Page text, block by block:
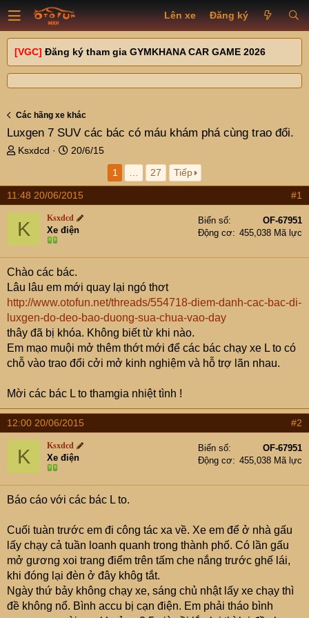
Lên xe Đăng ký
[VGC] Đăng ký tham gia GYMKHANA CAR GAME 2026
Các hãng xe khác
Luxgen 7 SUV các bác có máu khám phá cùng trao đổi.
T
e
a
d
s
r
t
e
r
Ksxdcd
N
y
g
ử
i
20/6/15
1
27 Tiếp
11:48 20/06/2015 #1
K Ksxdcd
Xe điện
Biển số
OF-67951
Động cơ
455,038 Mã lực
Chào các bác.
Lâu lâu em mới quay lại ngó thơt
http://www.otofun.net/threads/554718-diem-danh-cac-bac-di-
luxgen-do-deo-bao-duong-sua-chua-vao-day
thây đã bị khóa. Không biết từ khi nào.
Em mạo muội mở thêm thớt mới để các bác chạy xe L to có
chỗ vào trao đổi cởi mở kinh nghiệm và hỗ trợ lãn nhau.
Mời các bác L to thamgia nhiệt tình !
12:00 20/06/2015 #2
K Ksxdcd
Xe điện
Biển số
OF-67951
Động cơ
455,038 Mã lực
Báo cáo với các bác L to.
Cuối tuàn trước em đi công tác xa về. Xe em để ở nhà gấu
lấy chạy cả tuần loanh quanh trong thành phố. Có lần gấu
mở gương xoi trang điểm trên tấm che nắng trước ghế lái,
khi đóng lại đèn ở đây khôg tắt.
Ngày thứ bảy không chạy xe, sáng chủ nhật lấy xe chạy thì
đề không nổ. Bình accu bị cạn điện. Em phải tháo bình